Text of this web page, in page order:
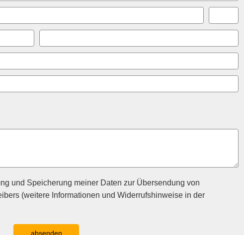
und Speicherung meiner Daten zur Übersendung von
(weitere Informationen und Widerrufshinweise in der
absenden